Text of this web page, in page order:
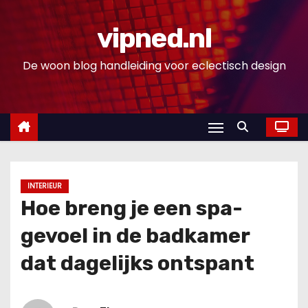
n
vipned.nl
De woon blog handleiding voor eclectisch design
INTERIEUR
Hoe breng je een spa-
gevoel in de badkamer
dat dagelijks ontspant